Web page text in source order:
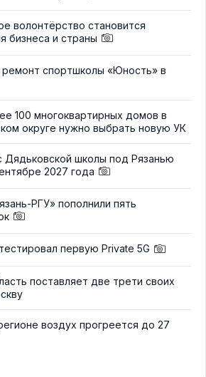
волонтёрство становится
бизнеса и страны
спортшколы «Юность» в
100 многоквартирных домов в
округе нужно выбрать новую УК
Дядьковской школы под Рязанью
2027 года
РГУ» пополнили пять
первую Private 5G
поставляет две трети своих
воздух прогреется до 27